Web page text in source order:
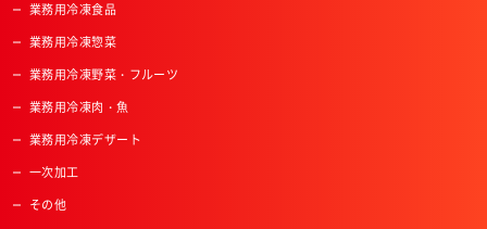
業務用冷凍食品
業務用冷凍惣菜
業務用冷凍野菜・フルーツ
業務用冷凍肉・魚
業務用冷凍デザート
一次加工
その他